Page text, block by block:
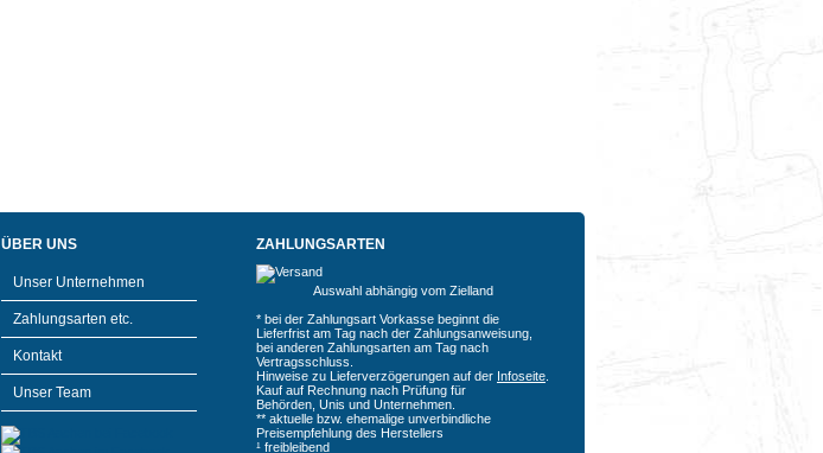
ÜBER UNS
Unser Unternehmen
Zahlungsarten etc.
Kontakt
Unser Team
ZAHLUNGSARTEN
Auswahl abhängig vom Zielland
* bei der Zahlungsart Vorkasse beginnt die
Lieferfrist am Tag nach der Zahlungsanweisung,
bei anderen Zahlungsarten am Tag nach
Vertragsschluss.
Hinweise zu Lieferverzögerungen auf der Infoseite
Kauf auf Rechnung nach Prüfung für
Behörden, Unis und Unternehmen.
** aktuelle bzw. ehemalige unverbindliche
Preisempfehlung des Herstellers
¹ freibleibend